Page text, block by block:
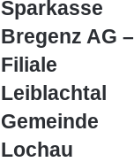
Bregenz
AG
–
Leiblachtal
Sparkasse
Bregenz AG –
Filiale
Leiblachtal
Gemeinde
Gemeinde
Lochau